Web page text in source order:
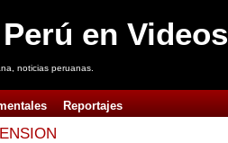
en Videos
noticias peruanas.
Reportajes